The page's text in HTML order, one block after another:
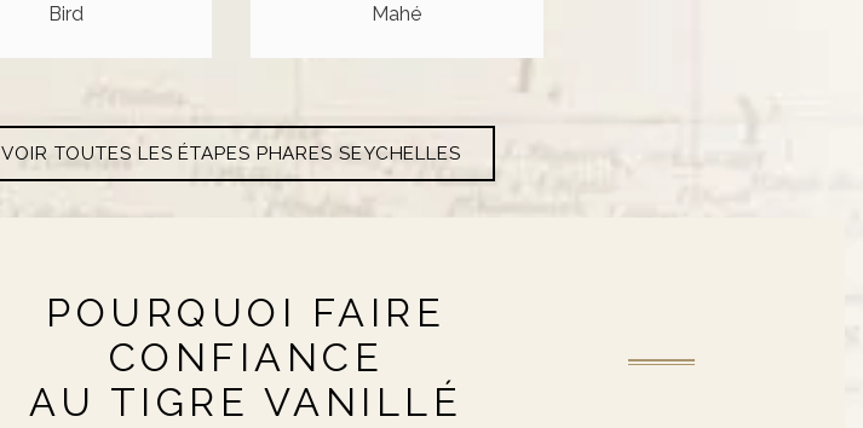
Bird Mahé
VOIR TOUTES LES ÉTAPES PHARES SEYCHELLES
POURQUOI FAIRE
CONFIANCE
AU TIGRE VANILLÉ